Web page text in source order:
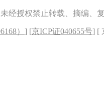
未经授权禁止转载、摘编、
） ] [京ICP证040655号] [